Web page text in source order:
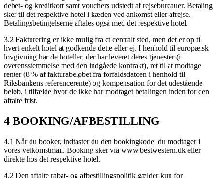
debet- og kreditkort samt vouchers udstedt af rejsebureauer. Betaling
sker til det respektive hotel i kæden ved ankomst eller afrejse.
Betalingsbetingelserne aftales også med det respektive hotel.
3.2 Fakturering er ikke mulig fra et centralt sted, men det er op til
hvert enkelt hotel at godkende dette eller ej. I henhold til europæisk
lovgivning har de hoteller, der har leveret deres tjenester (i
overensstemmelse med den indgåede kontrakt), ret til at modtage
renter (8 % af fakturabeløbet fra forfaldsdatoen i henhold til
Riksbankens referencerente) og kompensation for det udestående
beløb, i tilfælde hvor de ikke har modtaget betalingen inden for den
aftalte frist.
4 BOOKING/AFBESTILLING
4.1 Når du booker, indtaster du den bookingkode, du modtager i
vores velkomstmail. Booking sker via www.bestwestern.dk eller
direkte hos det respektive hotel.
4.2 Den aftalte rabat- og afbestillingspolitik gælder kun for